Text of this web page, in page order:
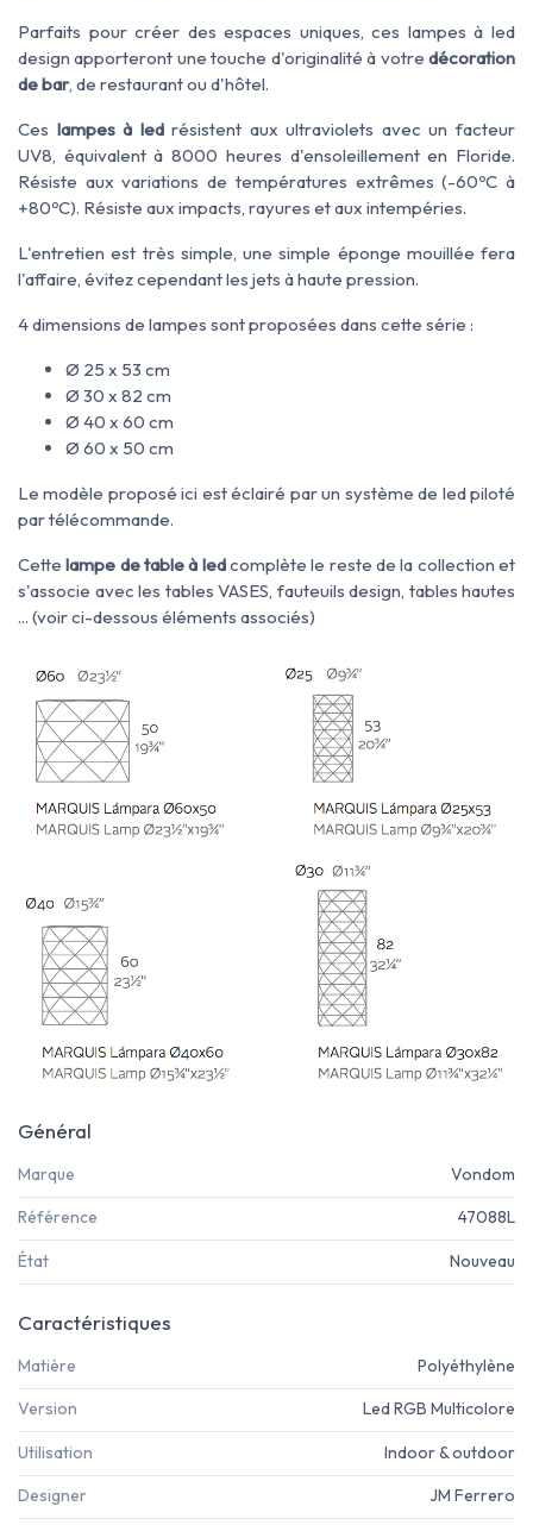
Parfaits pour créer des espaces uniques, ces lampes à led
design apporteront une touche d'originalité à votre décoration
de bar, de restaurant ou d'hôtel.
Ces lampes à ledrésistent aux ultraviolets avec un facteur
UV8, équivalent à 8000 heures d'ensoleillement en Floride.
Résiste aux variations de températures extrêmes (-60ºC à
+80ºC). Résiste aux impacts, rayures et aux intempéries.
L'entretien est très simple, une simple éponge mouillée fera
l'affaire, évitez cependant les jets à haute pression.
4 dimensions de lampes sont proposées dans cette série :
Ø 25 x 53 cm
Ø 30 x 82 cm
Ø 40 x 60 cm
Ø 60 x 50 cm
Le modèle proposé ici est éclairé par un système de led piloté
par télécommande.
Cettelampe de table à ledcomplète le reste de la collection et
s'associe avec les tables VASES, fauteuils design, tables hautes
... (voir ci-dessous éléments associés)
Général
Marque Vondom
Référence 47088L
État Nouveau
Caractéristiques
Matière Polyéthylène
Version Led RGB Multicolore
Utilisation Indoor & outdoor
Designer JM Ferrero